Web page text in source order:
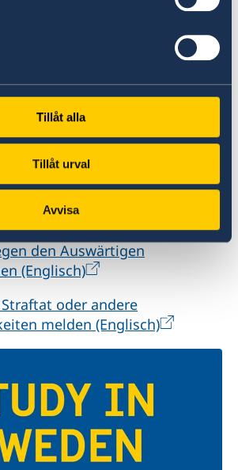
Tillåt alla
Tillåt urval
Avvisa
Unregelmäßigkeiten
haben oder eine
im
mit der Tätigkeit des
Dienstes vermuten,
dem schwedischen
melden.
den Auswärtigen
(Englisch)
oder andere
melden (Englisch)